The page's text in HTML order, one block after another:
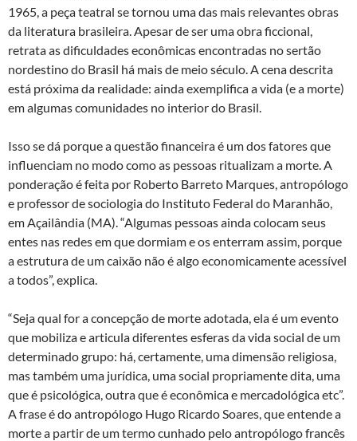
1965, a peça teatral se tornou uma das mais relevantes obras
da literatura brasileira. Apesar de ser uma obra ficcional,
retrata as dificuldades econômicas encontradas no sertão
nordestino do Brasil há mais de meio século. A cena descrita
está próxima da realidade: ainda exemplifica a vida (e a morte)
em algumas comunidades no interior do Brasil.
Isso se dá porque a questão financeira é um dos fatores que
influenciam no modo como as pessoas ritualizam a morte. A
ponderação é feita por Roberto Barreto Marques, antropólogo
e professor de sociologia do Instituto Federal do Maranhão,
em Açailândia (MA). “Algumas pessoas ainda colocam seus
entes nas redes em que dormiam e os enterram assim, porque
a estrutura de um caixão não é algo economicamente acessível
a todos”, explica.
“Seja qual for a concepção de morte adotada, ela é um evento
que mobiliza e articula diferentes esferas da vida social de um
determinado grupo: há, certamente, uma dimensão religiosa,
mas também uma jurídica, uma social propriamente dita, uma
que é psicológica, outra que é econômica e mercadológica etc”.
A frase é do antropólogo Hugo Ricardo Soares, que entende a
morte a partir de um termo cunhado pelo antropólogo francês